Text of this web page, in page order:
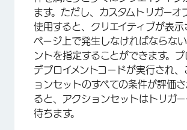
ます。ただし、カスタムトリガーオ
使用すると、クリエイティブが表示
ページ上で発生しなければならな
ントを指定することができます。
デプロイメントコードが実行され、
ョンセットのすべての条件が評価
ると、アクションセットはトリガ
待ちます。